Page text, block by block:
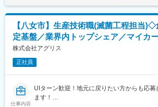
・各種設備の新規導入やコスト削減に向けた
発。
・衛生環境(防虫対策等)の維持・向上。
■魅力
・当社事業である、農業×医療は今後も確実
長期的に安定的に働けます。
・当社経営層との距離が近く、経営支店を持
仕事を行えます。
・中堅メーカーの事業運営を支える縁の下の
40,000円）を含みます■経験などを考慮いた
までも目安の金額であり、選考を通じて上
す。月給(月額)は固定手当を含めた表記です
【八女市】生産技術職(滅菌工程担当
定基盤／業界内トップシェア／マイカ
株式会社アグリス
正社員
仕事内容
UIターン歓迎！地元に戻りたい方からも応募
ます！